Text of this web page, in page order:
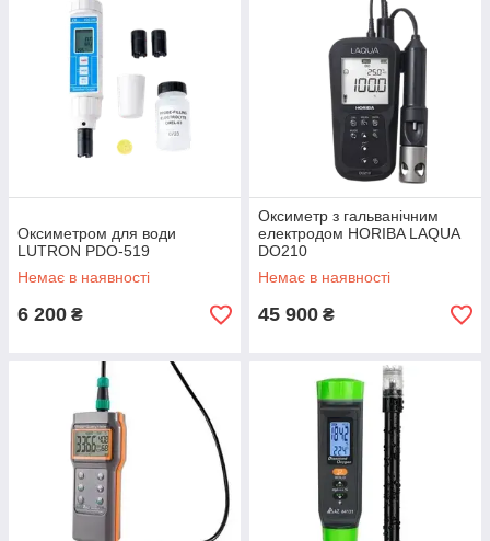
Оксиметром для води
LUTRON PDO-519
Немає в наявності
6 200 ₴
Оксиметр з гальванічним
електродом HORIBA LAQUA
DO210
Немає в наявності
45 900 ₴